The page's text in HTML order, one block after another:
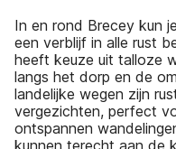
In en rond Brecey kun
een verblijf in alle rust
heeft keuze uit talloze
langs het dorp en de
landelijke wegen zijn
vergezichten, perfect
ontspannen
kunnen terecht aan de